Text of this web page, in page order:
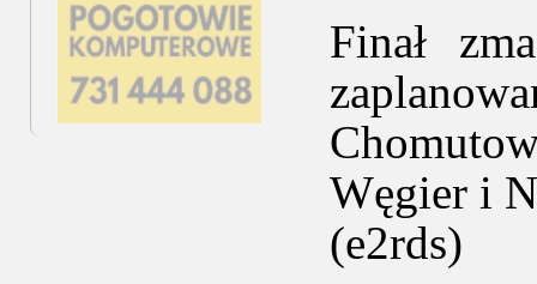
Finał
Węgier i
(e2rds)